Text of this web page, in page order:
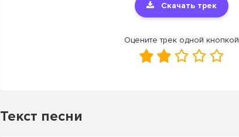
Скачать трек
Оцените трек одной кнопкой
Текст песни